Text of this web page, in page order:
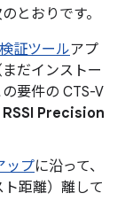
とおりです。
証ツールアプ
だインストー
要件の CTS-V
Precision
ップに沿って、
距離）離して